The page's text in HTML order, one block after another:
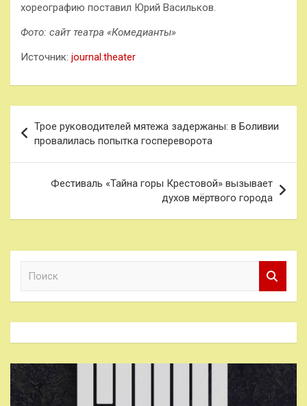
хореографию поставил Юрий Васильков.
Фото: сайт театра «Комедианты»
Источник: journal.theater
по
записям
Трое руководителей мятежа задержаны: в Боливии
провалилась попытка госпереворота
Фестиваль «Тайна горы Крестовой» вызывает
духов мёртвого города
к